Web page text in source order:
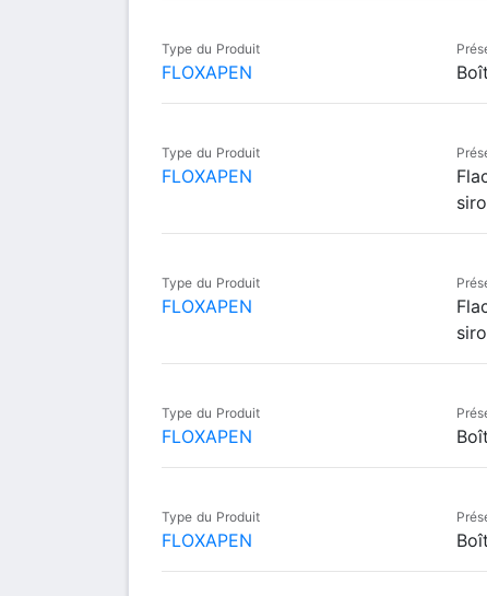
Type du Produit
FLOXAPEN
Type du Produit
FLOXAPEN
Type du Produit
FLOXAPEN
Type du Produit
FLOXAPEN
Type du Produit
FLOXAPEN